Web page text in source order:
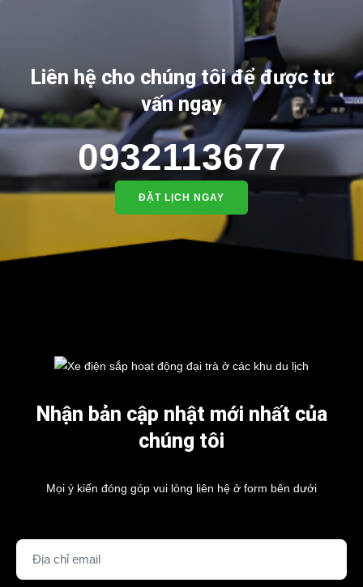
Liên hệ cho chúng tôi để được tư
vấn ngay
0932113677
ĐẶT LỊCH NGAY
Nhận bản cập nhật mới nhất của
chúng tôi
Mọi ý kiến đóng góp vui lòng liên hệ ở form bên dưới